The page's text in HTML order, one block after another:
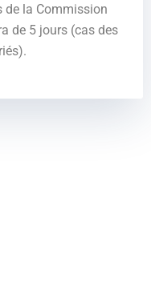
de la Commission
de 5 jours (cas des